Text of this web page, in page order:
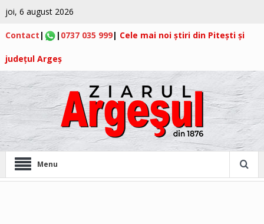
joi, 6 august 2026
Contact | | 0737 035 999| Cele mai noi știri din Pitești și
județul Argeș
Menu